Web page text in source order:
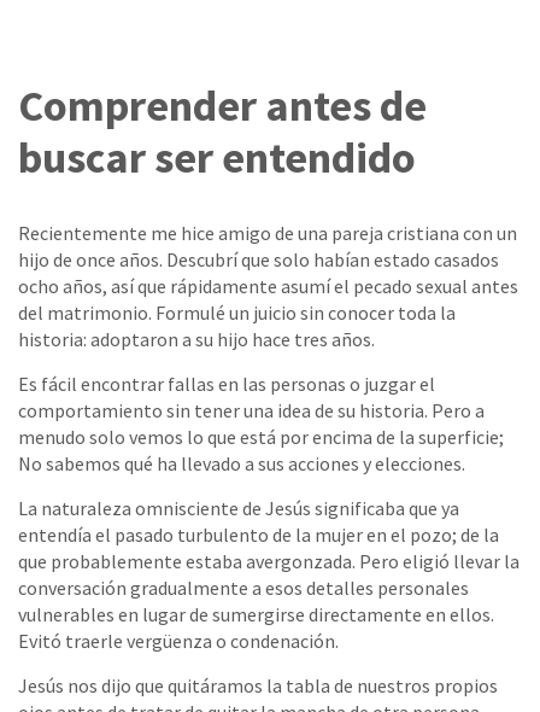
Comprender antes de
buscar ser entendido
Recientemente me hice amigo de una pareja cristiana con un
hijo de once años. Descubrí que solo habían estado casados ​​
ocho años, así que rápidamente asumí el pecado sexual antes
del matrimonio. Formulé un juicio sin conocer toda la
historia: adoptaron a su hijo hace tres años.
Es fácil encontrar fallas en las personas o juzgar el
comportamiento sin tener una idea de su historia. Pero a
menudo solo vemos lo que está por encima de la superficie;
No sabemos qué ha llevado a sus acciones y elecciones.
La naturaleza omnisciente de Jesús significaba que ya
entendía el pasado turbulento de la mujer en el pozo; de la
que probablemente estaba avergonzada. Pero eligió llevar la
conversación gradualmente a esos detalles personales
vulnerables en lugar de sumergirse directamente en ellos.
Evitó traerle vergüenza o condenación.
Jesús nos dijo que quitáramos la tabla de nuestros propios